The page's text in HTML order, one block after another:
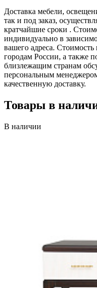
Доставка мебели,
так и под заказ,
кратчайшие сроки .
индивидуально в
вашего адреса.
городам России, а также
близлежащим странам
персональным
качественную доставку.
Товары в
В наличии